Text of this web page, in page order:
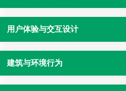
用户体验与交互设计
建筑与环境行为